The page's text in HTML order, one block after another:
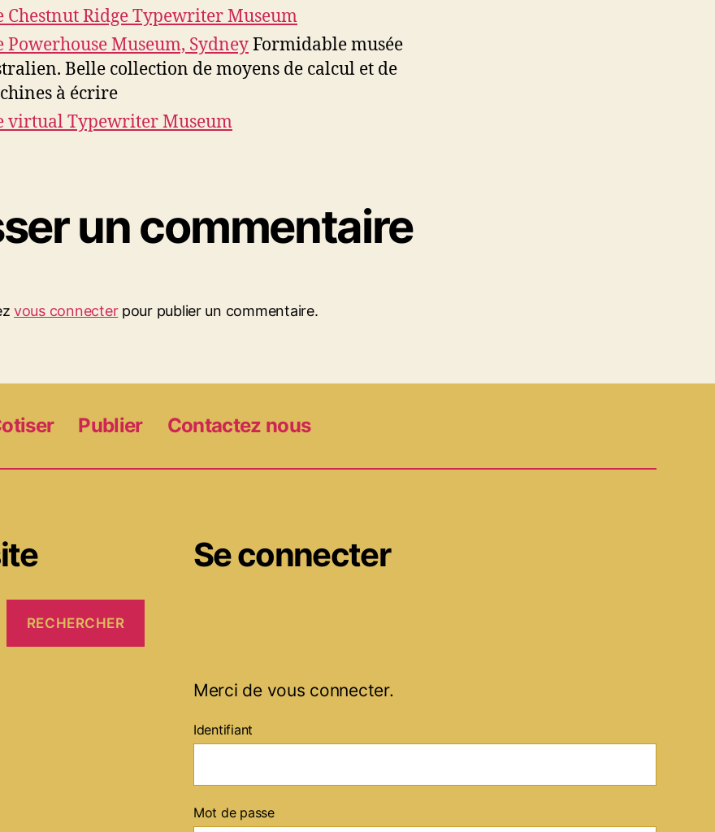
Chestnut Ridge Typewriter Museum
Powerhouse Museum, SydneyFormidable musée
Belle collection de moyens de calcul et de
à écrire
virtual Typewriter Museum
un commentaire
vous connecterpour publier un commentaire.
Publier Contactez nous
Se connecter
Merci de vous connecter.
Identifiant
Mot de passe